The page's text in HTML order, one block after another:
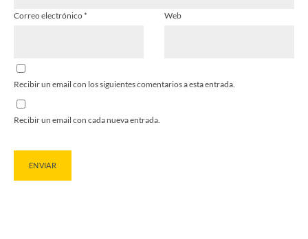
Correo electrónico* Web
Recibir un email con los siguientes comentarios a esta entrada.
Recibir un email con cada nueva entrada.